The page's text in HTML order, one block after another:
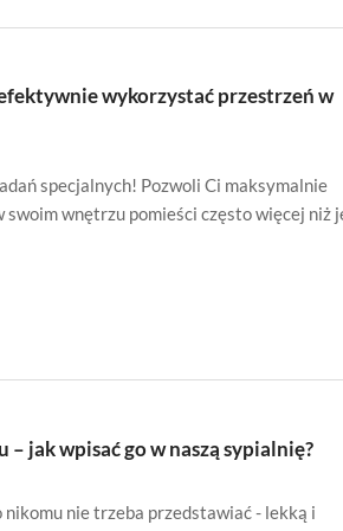
wykorzystać przestrzeń w
specjalnych! Pozwoli Ci maksymalnie
wnętrzu pomieści często więcej niż
– jak wpisać go w naszą sypialnię?
nikomu nie trzeba przedstawiać - lekką i